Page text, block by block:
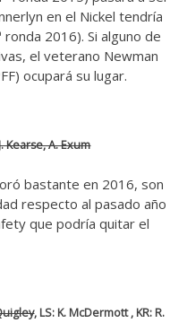
en el Nickel tendría
2016). Si alguno de
el veterano Newman
ocupará su lugar.
Kearse, A. Exum
bastante en 2016, son
respecto al pasado año
que podría quitar el
, LS: K. McDermott , KR: R.